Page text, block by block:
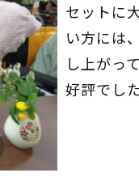
セットに
い方には
し上がっ
好評でした